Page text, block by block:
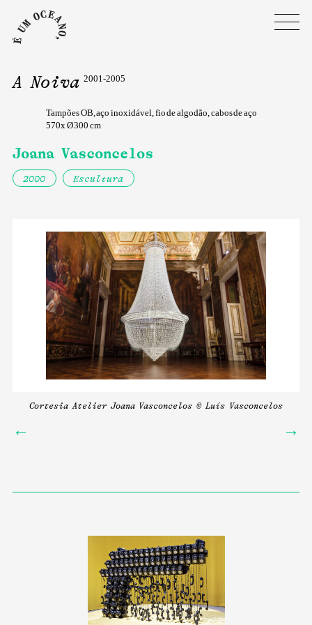
A Noiva 2001-2005
Tampões OB, aço inoxidável, fio de algodão, cabos de aço
570x Ø 300 cm
Joana Vasconcelos
2000 Escultura
Cortesia Atelier Joana Vasconcelos © Luís Vasconcelos
← →